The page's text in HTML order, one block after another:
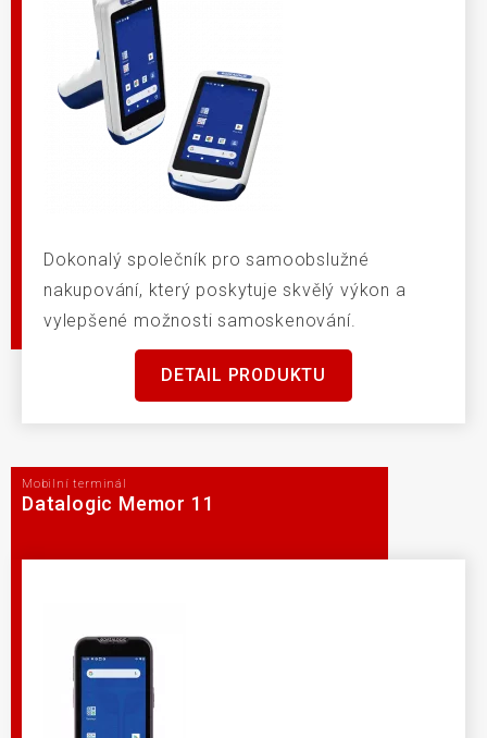
Dokonalý společník pro samoobslužné
nakupování, který poskytuje skvělý výkon a
vylepšené možnosti samoskenování.
DETAIL PRODUKTU
Mobilní terminál
Datalogic Memor 11